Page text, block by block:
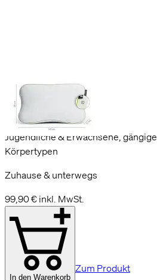
50 x 30 x 11 cm
Dreh- & wendbar
Jugendliche & Erwachsene, gängige
Körpertypen
Zuhause & unterwegs
99,90 € inkl. MwSt.
In den Warenkorb
Zum Produkt